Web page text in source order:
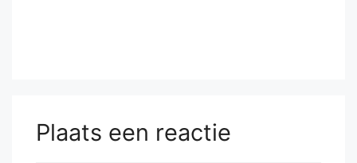
Plaats een reactie